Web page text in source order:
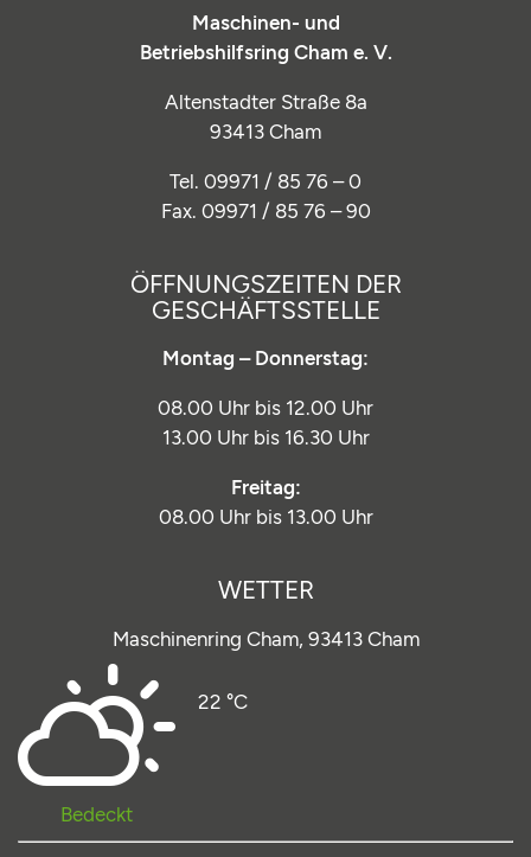
Maschinen- und
Betriebshilfsring Cham e. V.
Altenstadter Straße 8a
93413 Cham
Tel. 09971 / 85 76 – 0
Fax. 09971 / 85 76 – 90
ÖFFNUNGSZEITEN DER
GESCHÄFTSSTELLE
Montag – Donnerstag:
08.00 Uhr bis 12.00 Uhr
13.00 Uhr bis 16.30 Uhr
Freitag:
08.00 Uhr bis 13.00 Uhr
WETTER
Maschinenring Cham, 93413 Cham
Bedeckt
22 °C